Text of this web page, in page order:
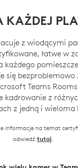
KAŻDEJ
z wiodącymi
łatwe w
każdego
się
Teams
kadrowanie z
z jedną i
informacje na temat
odwiedź tutaj